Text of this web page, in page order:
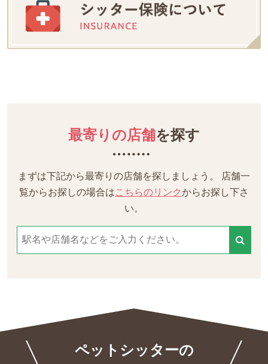
最寄りの店舗を探す
まずは下記から最寄りの店舗を探しましょう。
店舗一
覧からお探しの場合はこちらのリンクからお探し下さ
い。
ペットシッターの